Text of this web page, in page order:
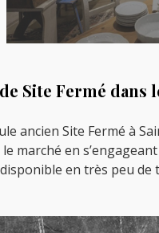
Site Fermé dans
ancien Site Fermé à
marché en
en très peu de